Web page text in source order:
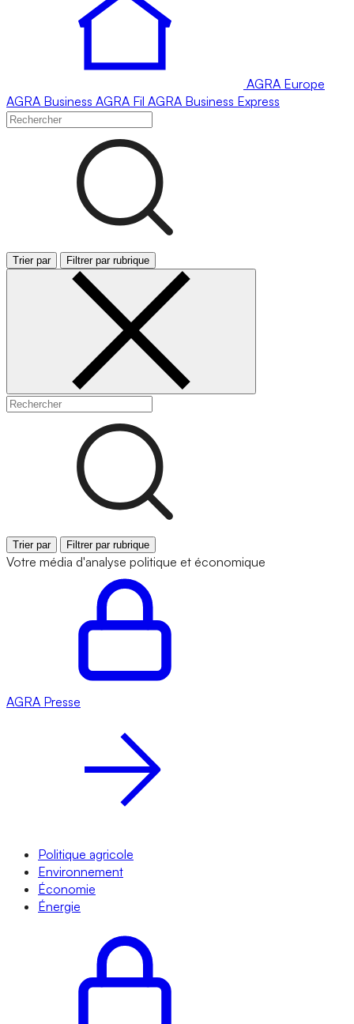
AGRA Europe
AGRA Business AGRA Fil AGRA Business Express
Trier par Filtrer par rubrique
Trier par Filtrer par rubrique
Votre média d'analyse politique et économique
AGRA Presse
Politique agricole
Environnement
Économie
Énergie